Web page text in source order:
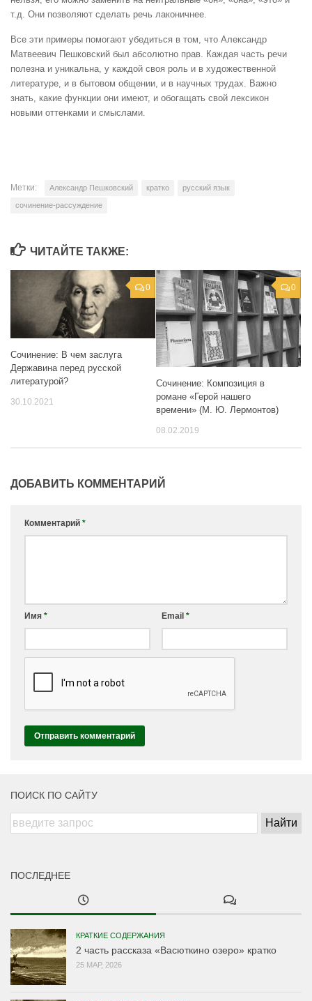
т.д. Они позволяют сделать речь лаконичнее.
Все эти примеры помогают убедиться в том, что Александр
Матвеевич Пешковский был абсолютно прав. Каждая часть речи
полезна и уникальна, у каждой своя роль и в художественной
литературе, и в бытовом общении, и в научных трудах. Важно
знать, какие функции они имеют, и обогащать свой лексикон
новыми оттенками и смыслами.
Метки: Александр Пешковский кратко русский язык
сочинение-рассуждение
ЧИТАЙТЕ ТАКЖЕ:
0
Сочинение: В чем заслуга
Державина перед русской
литературой?
30.10.2021
0
Сочинение: Композиция в
романе «Герой нашего
времени» (М. Ю. Лермонтов)
08.02.2019
ДОБАВИТЬ КОММЕНТАРИЙ
Комментарий *
Имя * Email *
ПОИСК ПО САЙТУ
ПОСЛЕДНЕЕ
КРАТКИЕ СОДЕРЖАНИЯ
2 часть рассказа «Васюткино озеро» кратко
25 МАР, 2026